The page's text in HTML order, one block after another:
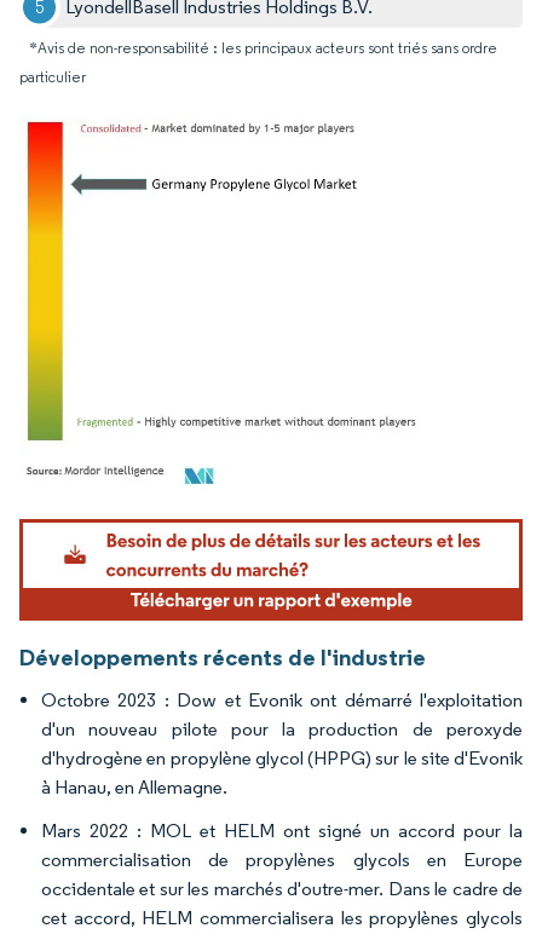
LyondellBasell Industries Holdings B.V.
*Avis de non-responsabilité : les principaux acteurs sont triés sans ordre
particulier
Image © Mordor Intelligence. La réutilisation nécessite une attribution sous CC BY
Développements récents de l'industrie
Octobre 2023 : Dow et Evonik ont démarré l'exploitation
d'un nouveau pilote pour la production de peroxyde
d'hydrogène en propylène glycol (HPPG) sur le site d'Evonik
à Hanau, en Allemagne.
Mars 2022 : MOL et HELM ont signé un accord pour la
commercialisation de propylènes glycols en Europe
occidentale et sur les marchés d'outre-mer. Dans le cadre de
cet accord, HELM commercialisera les propylènes glycols